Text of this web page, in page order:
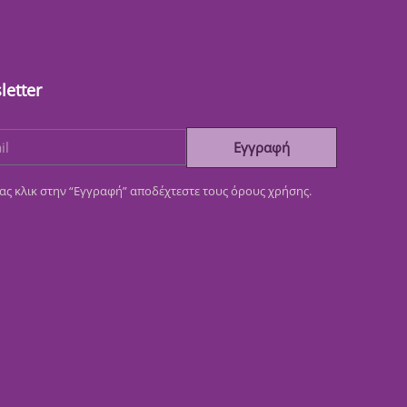
Εγγραφή
κλικ στην “Εγγραφή” αποδέχτεστε τους όρους χρήσης.